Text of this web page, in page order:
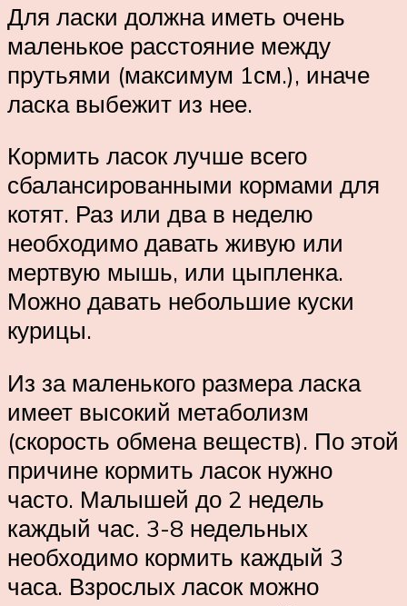
Для ласки должна иметь очень
маленькое расстояние между
прутьями (максимум 1см.), иначе
ласка выбежит из нее.
Кормить ласок лучше всего
сбалансированными кормами для
котят. Раз или два в неделю
необходимо давать живую или
мертвую мышь, или цыпленка.
Можно давать небольшие куски
курицы.
Из за маленького размера ласка
имеет высокий метаболизм
(скорость обмена веществ). По этой
причине кормить ласок нужно
часто. Малышей до 2 недель
каждый час. 3-8 недельных
необходимо кормить каждый 3
часа. Взрослых ласок можно